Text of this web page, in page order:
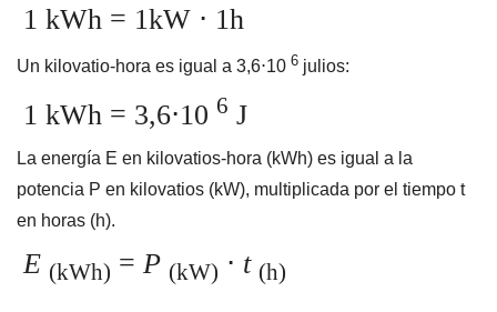
1 kWh = 1kW ⋅ 1h
Un kilovatio-hora es igual a 3,6⋅10 6 julios:
1 kWh = 3,6⋅10 6 J
La energía E en kilovatios-hora (kWh) es igual a la
potencia P en kilovatios (kW), multiplicada por el tiempo t
en horas (h).
E (kWh) = P (kW) ⋅ t (h)